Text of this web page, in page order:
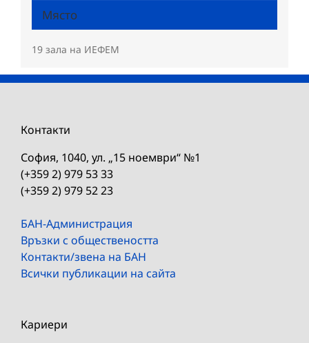
Място
19 зала на ИЕФЕМ
Контакти
София, 1040, ул. „15 ноември“ №1
(+359 2) 979 53 33
(+359 2) 979 52 23
БАН-Администрация
Връзки с обществеността
Контакти/звена на БАН
Всички публикации на сайта
Кариери